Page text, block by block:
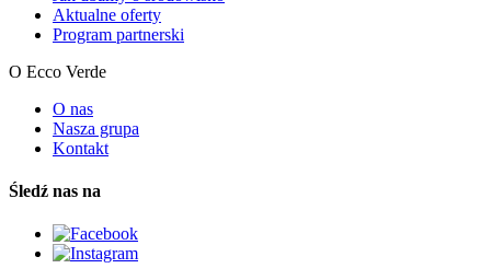
Aktualne oferty
Program partnerski
O Ecco Verde
O nas
Nasza grupa
Kontakt
Śledź nas na